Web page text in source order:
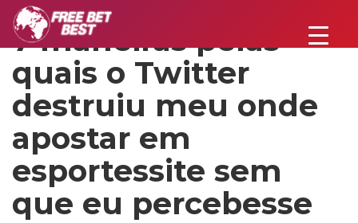
7 maneiras pelas
quais o Twitter
destruiu meu onde
apostar em
esportessite sem
que eu percebesse